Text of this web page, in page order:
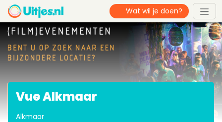
Vue Alkmaar
Alkmaar